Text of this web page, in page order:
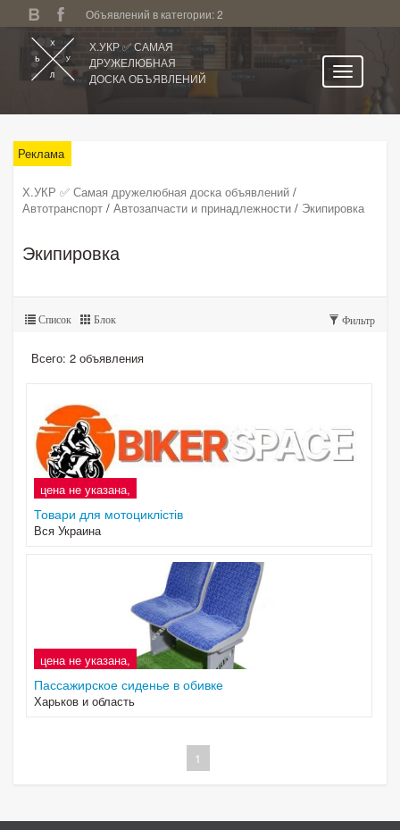
Объявлений в категории: 2
Х.УКР ✅ САМАЯ
ДРУЖЕЛЮБНАЯ
ДОСКА ОБЪЯВЛЕНИЙ
Все регионы
Избранное
Поиск по сайту
Подать объявление
Реклама
Х.УКР ✅ Самая дружелюбная доска объявлений /
Автотранспорт / Автозапчасти и принадлежности / Экипировка
Экипировка
Список Блок Фильтр
Всего: 2 объявления
цена не указана,
Товари для мотоциклістів
Вся Украина
цена не указана,
Пассажирское сиденье в обивке
Харьков и область
1